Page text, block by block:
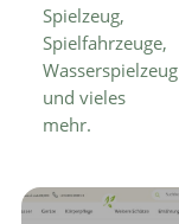
Spielzeug,
Spielfahrzeuge,
Wasserspielzeug
und vieles
mehr.